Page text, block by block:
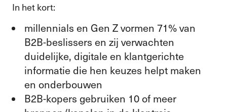
In het kort:
millennials en Gen Z vormen 71% van
B2B-beslissers en zij verwachten
duidelijke, digitale en klantgerichte
informatie die hen keuzes helpt maken
en onderbouwen
B2B-kopers gebruiken 10 of meer